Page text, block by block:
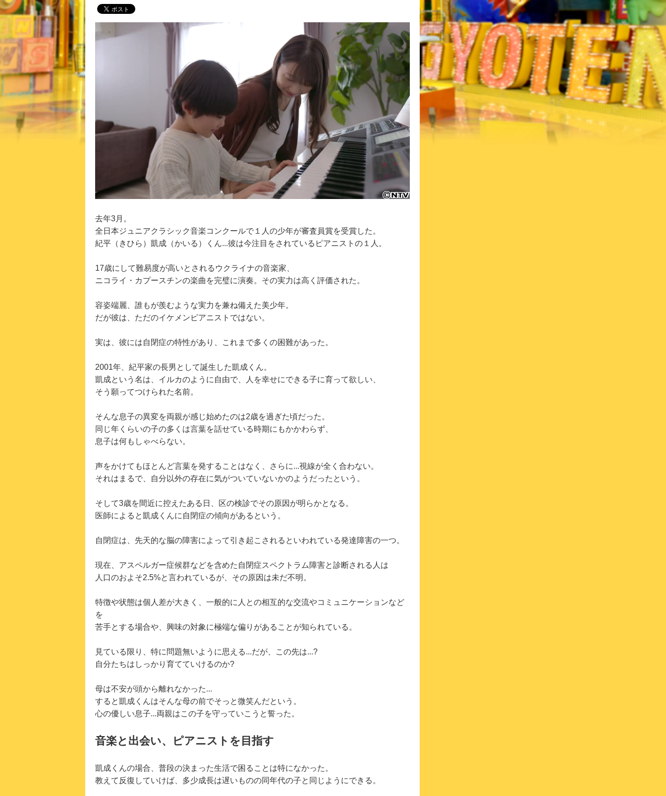
去年3月。
全日本ジュニアクラシック音楽コンクールで１人の少年が審査員賞を受賞した。
紀平（きひら）凱成（かいる）くん...彼は今注目をされているピアニストの１人。
17歳にして難易度が高いとされるウクライナの音楽家、
ニコライ・カプースチンの楽曲を完璧に演奏。その実力は高く評価された。
容姿端麗、誰もが羨むような実力を兼ね備えた美少年。
だが彼は、ただのイケメンピアニストではない。
実は、彼には自閉症の特性があり、これまで多くの困難があった。
2001年、紀平家の長男として誕生した凱成くん。
凱成という名は、イルカのように自由で、人を幸せにできる子に育って欲しい、
そう願ってつけられた名前。
そんな息子の異変を両親が感じ始めたのは2歳を過ぎた頃だった。
同じ年くらいの子の多くは言葉を話せている時期にもかかわらず、
息子は何もしゃべらない。
声をかけてもほとんど言葉を発することはなく、さらに...視線が全く合わない。
それはまるで、自分以外の存在に気がついていないかのようだったという。
そして3歳を間近に控えたある日、区の検診でその原因が明らかとなる。
医師によると凱成くんに自閉症の傾向があるという。
自閉症は、先天的な脳の障害によって引き起こされるといわれている発達障害の一つ。
現在、アスペルガー症候群などを含めた自閉症スペクトラム障害と診断される人は
人口のおよそ2.5%と言われているが、その原因は未だ不明。
特徴や状態は個人差が大きく、一般的に人との相互的な交流やコミュニケーションなど
を
苦手とする場合や、興味の対象に極端な偏りがあることが知られている。
見ている限り、特に問題無いように思える...だが、この先は...?
自分たちはしっかり育てていけるのか?
母は不安が頭から離れなかった...
すると凱成くんはそんな母の前でそっと微笑んだという。
心の優しい息子...両親はこの子を守っていこうと誓った。
音楽と出会い、ピアニストを目指す
凱成くんの場合、普段の決まった生活で困ることは特になかった。
教えて反復していけば、多少成長は遅いものの同年代の子と同じようにできる。